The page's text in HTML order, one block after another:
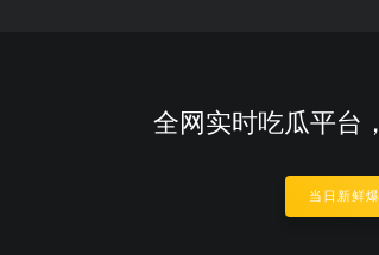
全网实时吃瓜平台
当日新鲜